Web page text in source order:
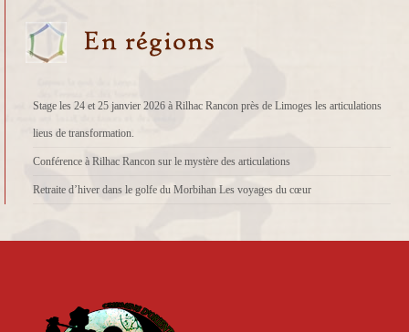
Stage les 24 et 25 janvier 2026 à Rilhac Rancon près de Limoges les articulations
lieus de transformation.
Conférence à Rilhac Rancon sur le mystère des articulations
Retraite d’hiver dans le golfe du Morbihan Les voyages du cœur